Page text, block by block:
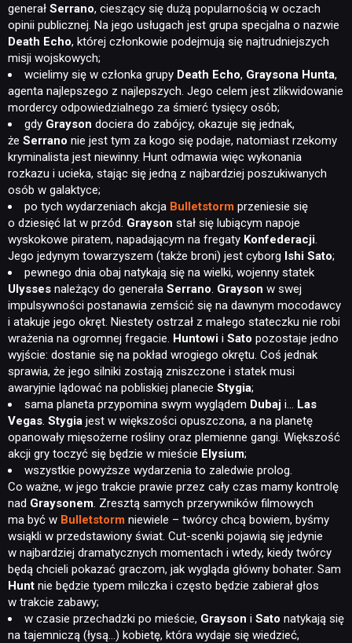
generał Serrano, cieszący się dużą popularnością w oczach
opinii publicznej. Na jego usługach jest grupa specjalna o nazwie
Death Echo, której członkowie podejmują się najtrudniejszych
misji wojskowych;
wcielimy się w członka grupy Death Echo, Graysona Hunta,
agenta najlepszego z najlepszych. Jego celem jest zlikwidowanie
mordercy odpowiedzialnego za śmierć tysięcy osób;
gdy Grayson dociera do zabójcy, okazuje się jednak,
że Serrano nie jest tym za kogo się podaje, natomiast rzekomy
kryminalista jest niewinny. Hunt odmawia więc wykonania
rozkazu i ucieka, stając się jedną z najbardziej poszukiwanych
osób w galaktyce;
po tych wydarzeniach akcja Bulletstorm przeniesie się
o dziesięć lat w przód. Grayson stał się lubiącym napoje
wyskokowe piratem, napadającym na fregaty Konfederacji.
Jego jedynym towarzyszem (także broni) jest cyborg Ishi Sato;
pewnego dnia obaj natykają się na wielki, wojenny statek
Ulysses należący do generała Serrano. Grayson w swej
impulsywności postanawia zemścić się na dawnym mocodawcy
i atakuje jego okręt. Niestety ostrzał z małego stateczku nie robi
wrażenia na ogromnej fregacie. Huntowi i Sato pozostaje jedno
wyjście: dostanie się na pokład wrogiego okrętu. Coś jednak
sprawia, że jego silniki zostają zniszczone i statek musi
awaryjnie lądować na pobliskiej planecie Stygia;
sama planeta przypomina swym wyglądem Dubaj i… Las
Vegas. Stygia jest w większości opuszczona, a na planetę
opanowały mięsożerne rośliny oraz plemienne gangi. Większość
akcji gry toczyć się będzie w mieście Elysium;
wszystkie powyższe wydarzenia to zaledwie prolog.
Co ważne, w jego trakcie prawie przez cały czas mamy kontrolę
nad Graysonem. Zresztą samych przerywników filmowych
ma być w Bulletstorm niewiele – twórcy chcą bowiem, byśmy
wsiąkli w przedstawiony świat. Cut-scenki pojawią się jedynie
w najbardziej dramatycznych momentach i wtedy, kiedy twórcy
będą chcieli pokazać graczom, jak wygląda główny bohater. Sam
Hunt nie będzie typem milczka i często będzie zabierał głos
w trakcie zabawy;
w czasie przechadzki po mieście, Grayson i Sato natykają się
na tajemniczą (łysą…) kobietę, która wydaje się wiedzieć,